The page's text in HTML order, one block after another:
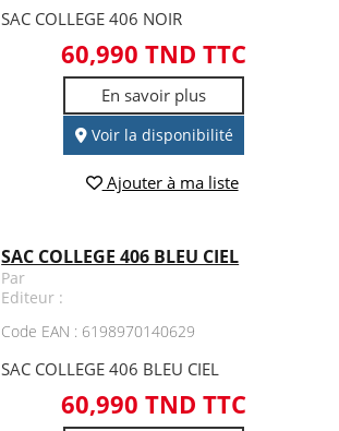
SAC COLLEGE 406 NOIR
60,990 TND TTC
En savoir plus
Voir la disponibilité
Ajouter à ma liste
SAC COLLEGE 406 BLEU CIEL
Par
Editeur :
Code EAN : 6198970140629
SAC COLLEGE 406 BLEU CIEL
60,990 TND TTC